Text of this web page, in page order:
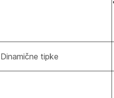
Dinamične tipke